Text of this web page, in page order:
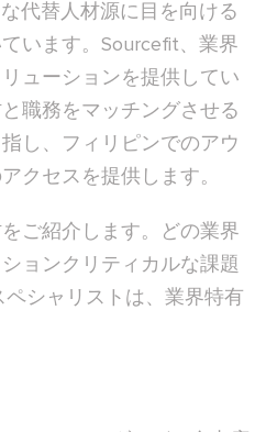
代替人材源に目を向ける
います。Sourcefit、業界
ューションを提供してい
職務をマッチングさせる
し、フィリピンでのアウ
クセスを提供します。
ご紹介します。どの業界
ョンクリティカルな課題
シャリストは、業界特有